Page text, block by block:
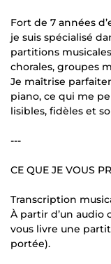
Fort de 7 années
je suis spécialisé
partitions
chorales, groupes
Je maîtrise
piano, ce qui me
lisibles, fidèles et
---
CE QUE JE VOUS
Transcription
À partir d’un audio
vous livre une
portée).